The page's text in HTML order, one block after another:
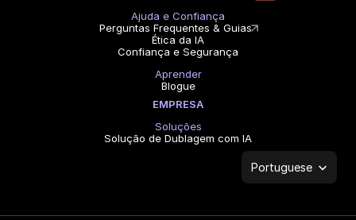
Ajuda e Confiança
Perguntas Frequentes & Guias
Ética da IA
Confiança e Segurança
Aprender
Blogue
EMPRESA
Soluções
Solução de Dublagem com IA
Select Language
Portuguese